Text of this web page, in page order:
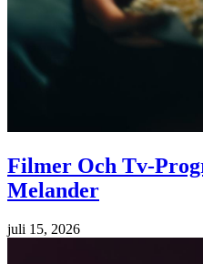
Filmer Och Tv-
Melander
juli 15, 2026